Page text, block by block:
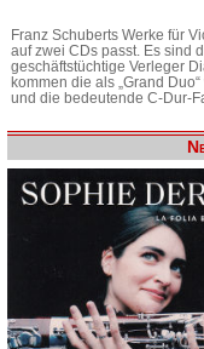
Franz Schuberts Werke für
auf zwei CDs passt. Es sind
geschäftstüchtige Verleger
kommen die als „Grand
und die bedeutende C-Dur-